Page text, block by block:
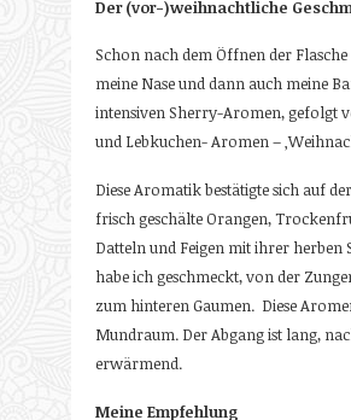
Der (vor-)weihnachtliche
Schon nach dem Öffnen der
meine Nase und dann auch meine
intensiven Sherry-Aromen, gefolgt
und Lebkuchen- Aromen –
Diese Aromatik bestätigte sich auf
frisch geschälte Orangen,
Datteln und Feigen mit ihrer herben
habe ich geschmeckt, von der
zum hinteren Gaumen. Diese
Mundraum. Der Abgang ist lang,
erwärmend.
Meine Empfehlung